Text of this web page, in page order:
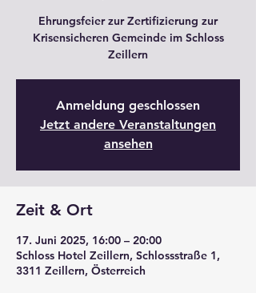
Ehrungsfeier zur Zertifizierung zur
Krisensicheren Gemeinde im Schloss
Zeillern
Anmeldung geschlossen
Jetzt andere Veranstaltungen
ansehen
Zeit & Ort
17. Juni 2025, 16:00 – 20:00
Schloss Hotel Zeillern, Schlossstraße 1,
3311 Zeillern, Österreich